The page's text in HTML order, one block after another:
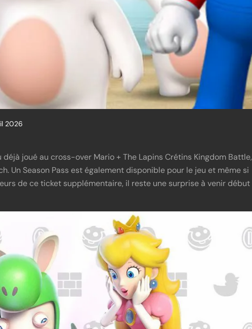
2026
déjà joué au cross-over Mario + The Lapins Crétins Kingdom Battle,
Un Season Pass est également disponible pour le jeu et même si
de ce ticket supplémentaire, il reste une surprise à venir début